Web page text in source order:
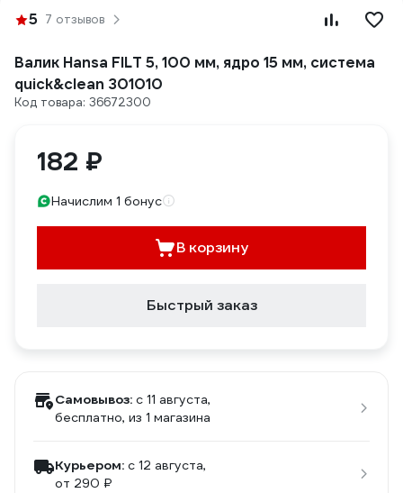
5 7 отзывов
Валик Hansa FILT 5, 100 мм, ядро 15 мм, система
quick&clean 301010
Код товара: 36672300
182 ₽
Начислим 1 бонус
В корзину
Быстрый заказ
Самовывоз: c 11 августа,
бесплатно, из 1 магазина
Курьером: c 12 августа,
от 290 ₽